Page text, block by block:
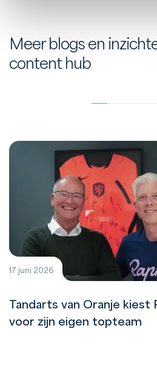
Meer blogs en
content hub
17 juni 2026
Tandarts van Oranje kiest
voor zijn eigen topteam